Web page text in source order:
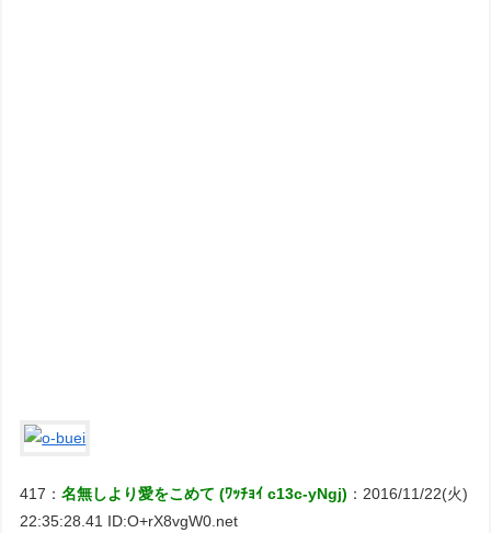
417：名無しより愛をこめて (ﾜｯﾁｮｲ c13c-yNgj) ：2016/11/22(火)
22:35:28.41 ID:O+rX8vgW0.net